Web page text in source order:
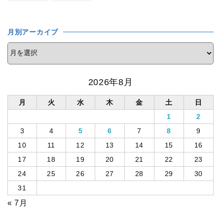
月別アーカイブ
2026年8月
月 火 水 木 金 土
日
1
2
3
4 5 6 7 8
9
10
11 12 13 14 15
16
17
18 19 20 21 22
23
24
25 26 27 28 29
30
31
« 7月